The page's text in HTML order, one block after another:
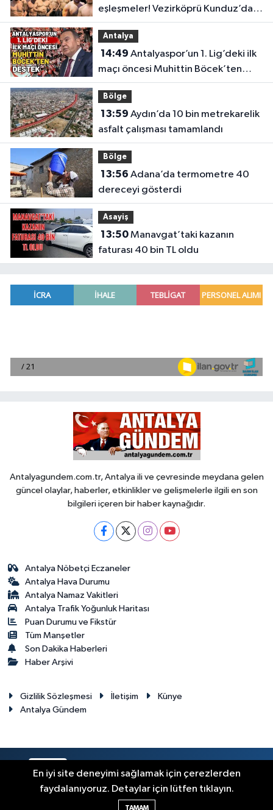
eşleşmeler! Vezirköprü Kunduz’da
nefesler tutuldu, son 16 belli oldu
Antalya
14:49
maçı öncesi Muhittin Böcek’ten
destek
Bölge
13:59
asfalt çalışması tamamlandı
Bölge
13:56
dereceyi gösterdi
Asayiş
13:50Manavgat’taki kazanın
faturası 40 bin TL oldu
Antalyagundem.com.tr, Antalya ili ve çevresinde meydana gelen
güncel olaylar, haberler, etkinlikler ve gelişmelerle ilgili en son
bilgileri içeren bir haber kaynağıdır.
Antalya Nöbetçi Eczaneler
Antalya Hava Durumu
Antalya Namaz Vakitleri
Antalya Trafik Yoğunluk Haritası
Puan Durumu ve Fikstür
Tüm Manşetler
Son Dakika Haberleri
Haber Arşivi
Gizlilik Sözleşmesi İletişim
Künye
Antalya Gündem
RSS Copyright © 2024. Her hakkı saklıdır.
Haber Yazılımı:
En iyi site deneyimi sağlamak için çerezlerden
faydalanıyoruz. Detaylar için lütfen tıklayın.
TAMAM